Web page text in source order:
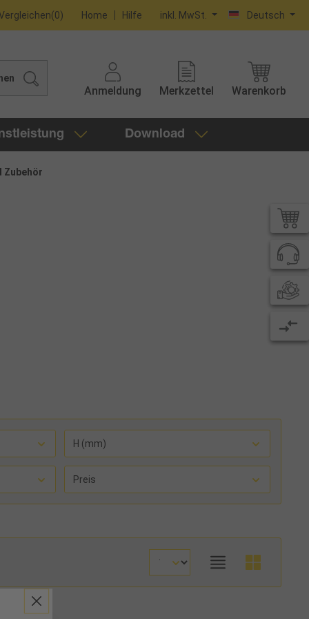
(0) Home Hilfe inkl. MwSt. Deutsch
Anmeldung Merkzettel Warenkorb
Download
Zubehör
H (mm)
Preis